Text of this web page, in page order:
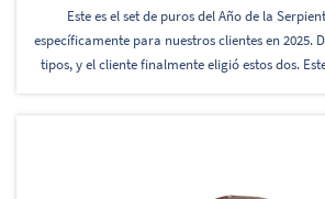
Este es el set de puros del Año de la
específicamente para nuestros clientes en 2025.
tipos, y el cliente finalmente eligió estos dos.